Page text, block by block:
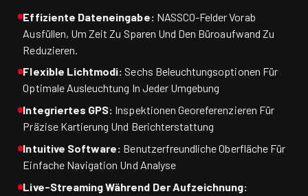
Effiziente Dateneingabe: NASSCO-Felder Vorab
Ausfüllen, Um Zeit Zu Sparen Und Den Büroaufwand Zu
Reduzieren.
Flexible Lichtmodi: Sechs Beleuchtungsoptionen Für
Optimale Ausleuchtung In Jeder Umgebung
Integriertes GPS: Inspektionen Georeferenzieren Für
Präzise Kartierung Und Berichterstattung
Intuitive Software: Benutzerfreundliche Oberfläche Für
Einfache Navigation Und Analyse
Live-Streaming Während Der Aufzeichnung: